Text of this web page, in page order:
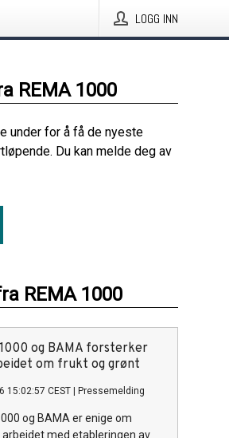
LOGG INN
REMA 1000
under for å få de nyeste
Du kan melde deg av
REMA 1000
og BAMA forsterker
om frukt og grønt
15:02:57 CEST Pressemelding
og BAMA er enige om
med etableringen av